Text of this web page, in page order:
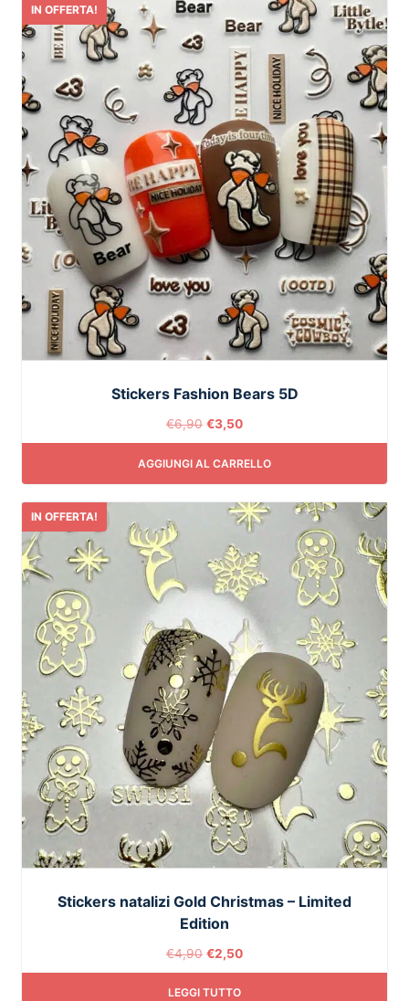
IN OFFERTA!
Stickers Fashion Bears 5D
€6,90 €3,50
AGGIUNGI AL CARRELLO
IN OFFERTA!
Stickers natalizi Gold Christmas – Limited
Edition
€4,90 €2,50
LEGGI TUTTO